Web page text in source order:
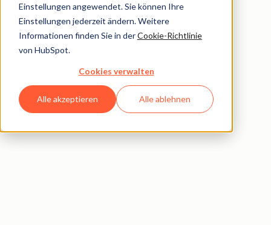
Einstellungen angewendet. Sie können Ihre
Einstellungen jederzeit ändern. Weitere
Informationen finden Sie in derCookie-Richtlinie
von HubSpot.
Cookies verwalten
Alle akzeptieren Alle ablehnen
Unternehmen
Über uns
Karriere
Kontakt
Kunde
Kundensupport